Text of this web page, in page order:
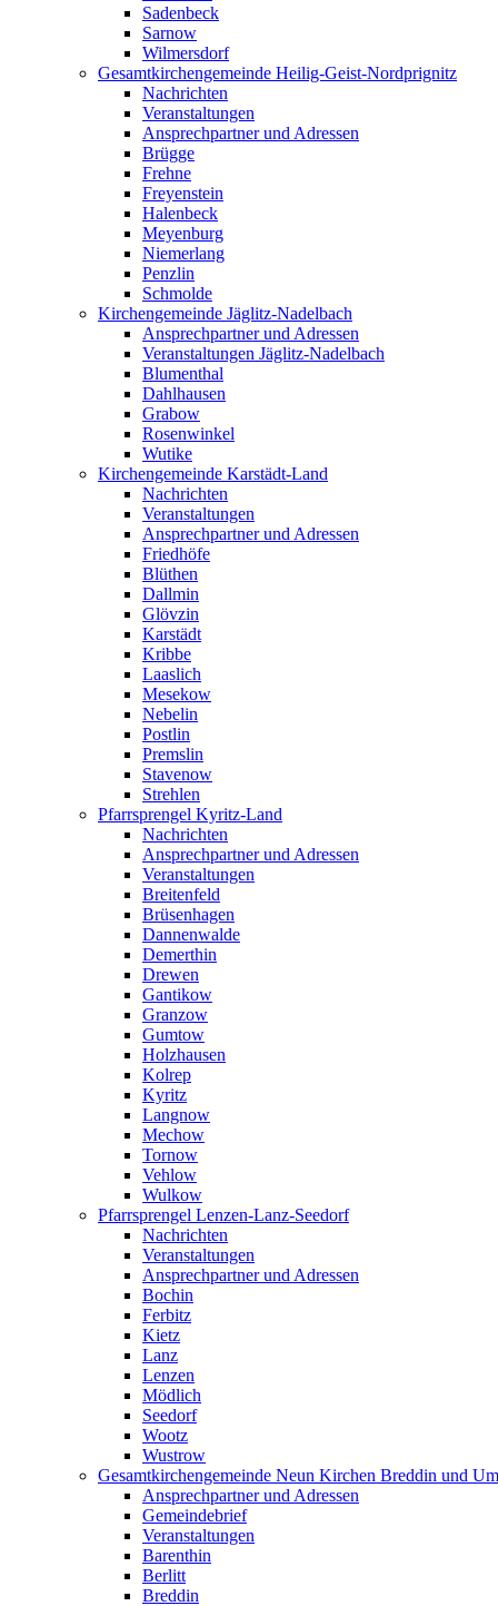
Sadenbeck
Sarnow
Wilmersdorf
Gesamtkirchengemeinde Heilig-Geist-Nordprignitz
Nachrichten
Veranstaltungen
Ansprechpartner und Adressen
Brügge
Frehne
Freyenstein
Halenbeck
Meyenburg
Niemerlang
Penzlin
Schmolde
Kirchengemeinde Jäglitz-Nadelbach
Ansprechpartner und Adressen
Veranstaltungen Jäglitz-Nadelbach
Blumenthal
Dahlhausen
Grabow
Rosenwinkel
Wutike
Kirchengemeinde Karstädt-Land
Nachrichten
Veranstaltungen
Ansprechpartner und Adressen
Friedhöfe
Blüthen
Dallmin
Glövzin
Karstädt
Kribbe
Laaslich
Mesekow
Nebelin
Postlin
Premslin
Stavenow
Strehlen
Pfarrsprengel Kyritz-Land
Nachrichten
Ansprechpartner und Adressen
Veranstaltungen
Breitenfeld
Brüsenhagen
Dannenwalde
Demerthin
Drewen
Gantikow
Granzow
Gumtow
Holzhausen
Kolrep
Kyritz
Langnow
Mechow
Tornow
Vehlow
Wulkow
Pfarrsprengel Lenzen-Lanz-Seedorf
Nachrichten
Veranstaltungen
Ansprechpartner und Adressen
Bochin
Ferbitz
Kietz
Lanz
Lenzen
Mödlich
Seedorf
Wootz
Wustrow
Gesamtkirchengemeinde Neun Kirchen Breddin und
Ansprechpartner und Adressen
Gemeindebrief
Veranstaltungen
Barenthin
Berlitt
Breddin